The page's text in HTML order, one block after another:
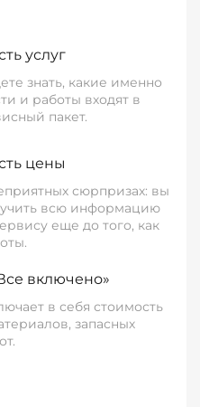
услуг
знать, какие именно
и работы входят в
пакет.
цены
сюрпризах: вы
всю информацию
еще до того, как
включено»
в себя стоимость
запасных